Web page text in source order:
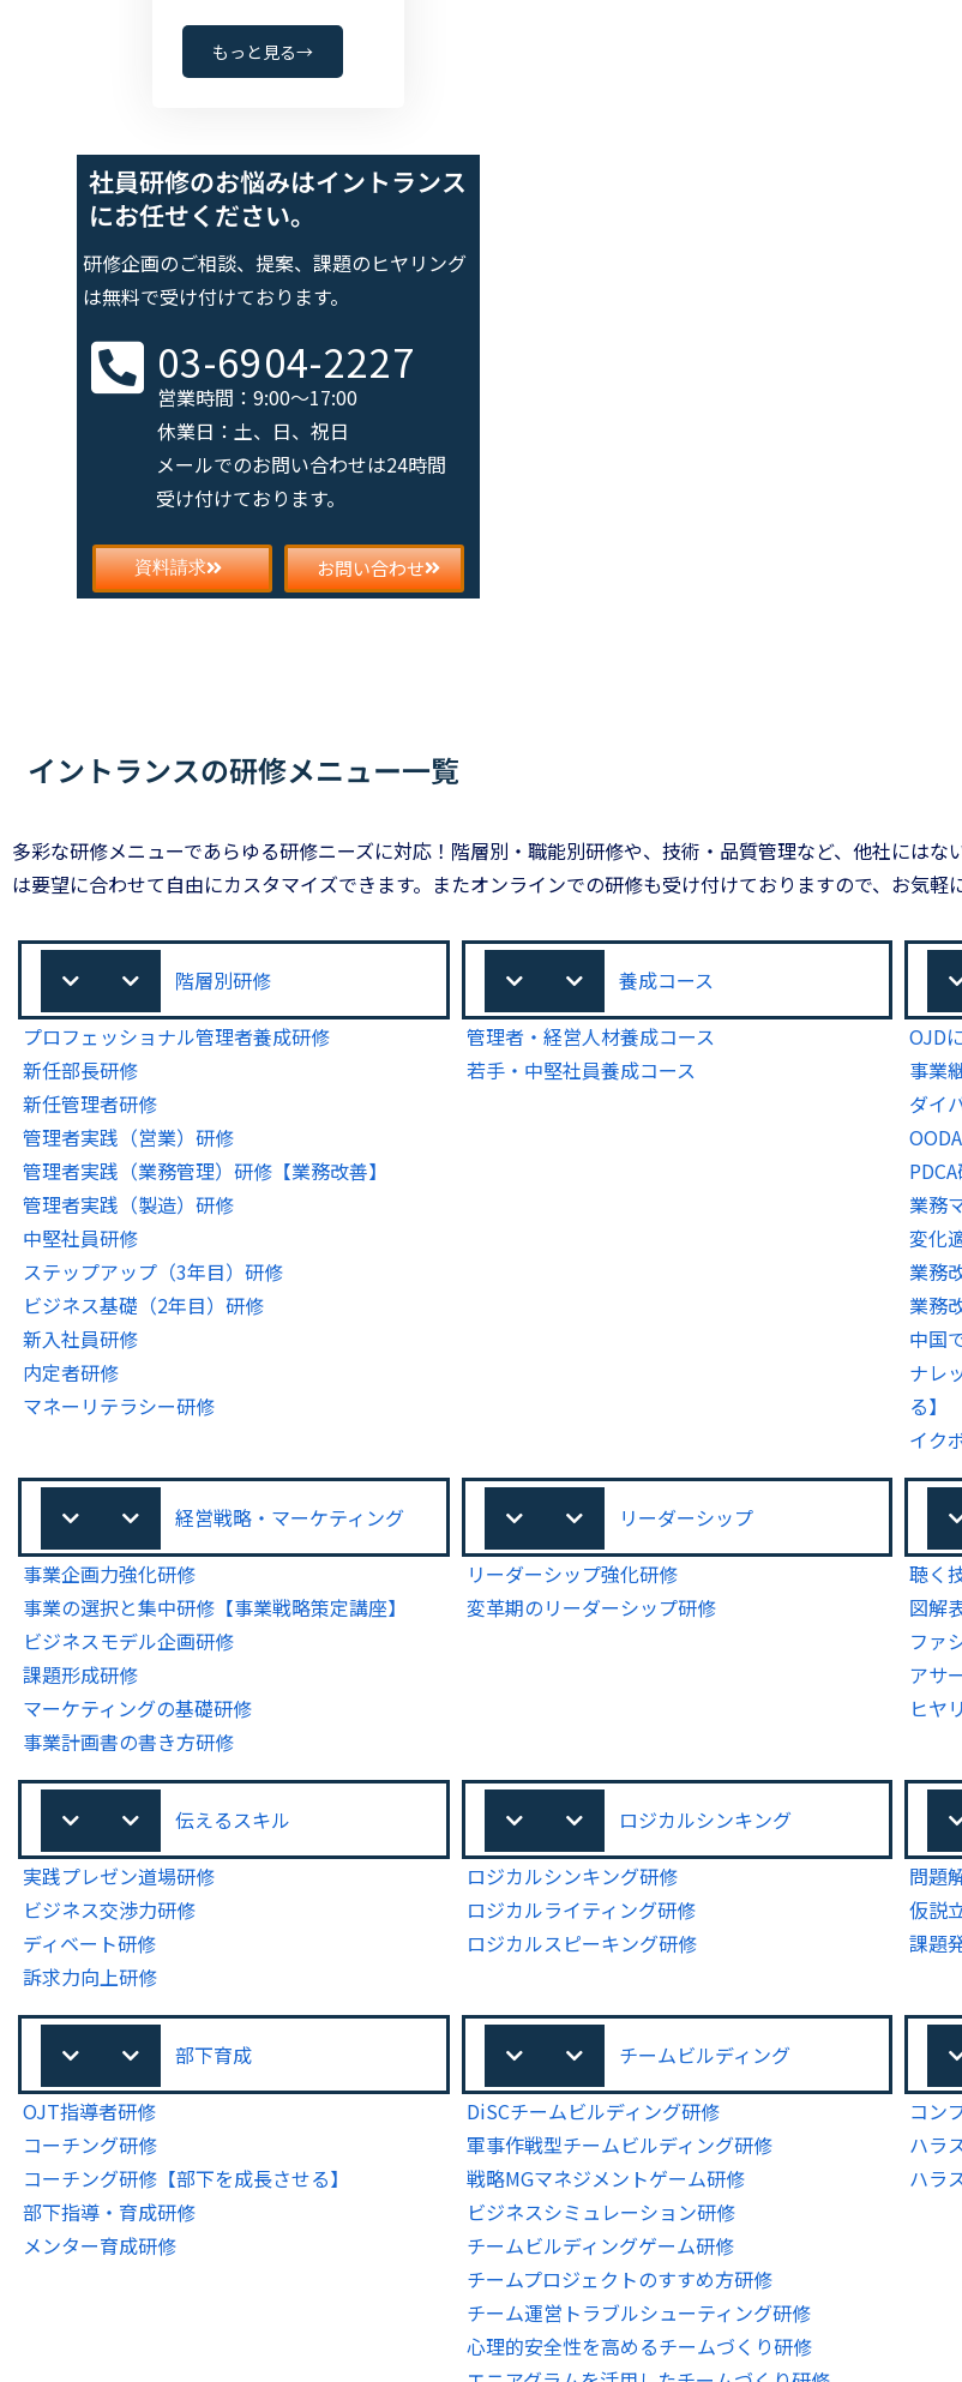
もっと見る→
社員研修のお悩みはイントランス
にお任せください。
研修企画のご相談、提案、課題のヒヤリング
は無料で受け付けております。
03-6904-2227
営業時間：9:00～17:00
休業日：土、日、祝日
メールでのお問い合わせは24時間
受け付けております。
資料請求 お問い合わせ
イントランスの研修メニュー一覧
多彩な研修メニューであらゆる研修ニーズに対応！階層別・職能別研修や、技術・品質管理など、他社には
は要望に合わせて自由にカスタマイズできます。またオンラインでの研修も受け付けておりますので、お気軽
階層別研修
プロフェッショナル管理者養成研修
新任部長研修
新任管理者研修
管理者実践（営業）研修
管理者実践（業務管理）研修【業務改善】
管理者実践（製造）研修
中堅社員研修
ステップアップ（3年目）研修
ビジネス基礎（2年目）研修
新入社員研修
内定者研修
マネーリテラシー研修
養成コース
管理者・経営人材養成コース
若手・中堅社員養成コース
OJD
事業
ダイ
業務
変化
業務
業務
中国
ナレ
る】
イク
経営戦略・マーケティング
事業企画力強化研修
事業の選択と集中研修【事業戦略策定講座】
ビジネスモデル企画研修
課題形成研修
マーケティングの基礎研修
事業計画書の書き方研修
リーダーシップ
リーダーシップ強化研修
変革期のリーダーシップ研修
聴く
図解
ファ
アサ
ヒヤ
伝えるスキル
実践プレゼン道場研修
ビジネス交渉力研修
ディベート研修
訴求力向上研修
ロジカルシンキング
ロジカルシンキング研修
ロジカルライティング研修
ロジカルスピーキング研修
問題
仮説
課題
部下育成
OJT指導者研修
コーチング研修
コーチング研修【部下を成長させる】
部下指導・育成研修
メンター育成研修
チームビルディング
DiSCチームビルディング研修
軍事作戦型チームビルディング研修
戦略MGマネジメントゲーム研修
ビジネスシミュレーション研修
チームビルディングゲーム研修
チームプロジェクトのすすめ方研修
チーム運営トラブルシューティング研修
心理的安全性を高めるチームづくり研修
コン
ハラ
ハラ